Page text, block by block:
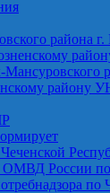
района г.
району
Чеченской
ОМВД России
по